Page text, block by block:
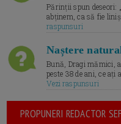
Părinții spun deseori:
abținem, ca să fie
raspunsuri
Naștere
Bună, Dragi mămici,
peste 38 de ani, ce
Vezi raspunsuri
PROPUNERI REDACTOR SEF